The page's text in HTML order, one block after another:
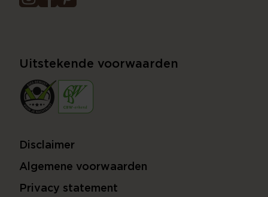
Uitstekende voorwaarden
Disclaimer
Algemene voorwaarden
Privacy statement